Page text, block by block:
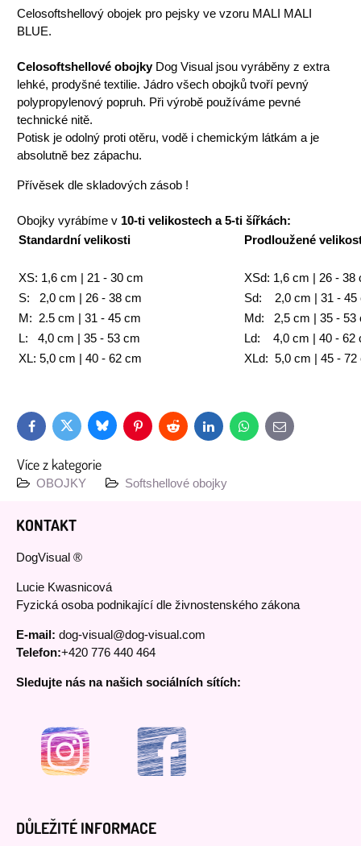
Celosoftshellový obojek pro pejsky ve vzoru MALI MALI
BLUE.
Celosoftshellové obojky Dog Visual jsou vyráběny z extra
lehké, prodyšné textilie. Jádro všech obojků tvoří pevný
polypropylenový popruh. Při výrobě používáme pevné
technické nitě.
Potisk je odolný proti otěru, vodě i chemickým látkám a je
absolutně bez zápachu.
Přívěsek dle skladových zásob !
Obojky vyrábíme v 10-ti velikostech a 5-ti šířkách:
Standardní velikosti
Prodloužené
XS: 1,6 cm | 21 - 30 cm
XSd: 1,6 cm | 26 - 38
S: 2,0 cm | 26 - 38 cm
Sd: 2,0 cm | 31 - 45
M: 2.5 cm | 31 - 45 cm
Md: 2,5 cm | 35 - 53
L: 4,0 cm | 35 - 53 cm
Ld: 4,0 cm | 40 - 62
XL: 5,0 cm | 40 - 62 cm
XLd: 5,0 cm | 45 - 72
FacebookTwitter BlueskyPinterestReddit LinkedInWhatsApp
E-
mail
Více z kategorie
OBOJKY Softshellové obojky
KONTAKT
DogVisual ®
Lucie Kwasnicová
Fyzická osoba podnikající dle živnostenského zákona
E-mail: dog-visual@dog-visual.com
Telefon:+420 776 440 464
Sledujte nás na našich sociálních sítích:
DŮLEŽITÉ INFORMACE